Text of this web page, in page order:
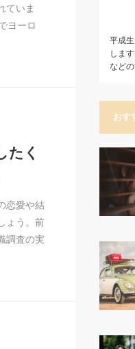
ていま
ヨーロ
たく
恋愛や結
ょう。前
調査の実
平成
しま
などの
おす